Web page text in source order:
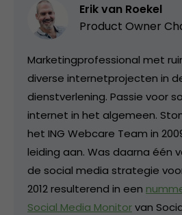
Erik van Roekel
Product Owner
Marketingprofessional met
diverse internetprojecten in
dienstverlening. Passie voor
internet in het algemeen.
het ING Webcare Team in
leiding aan. Was daarna één
de social media strategie
2012 resulterend in een
Social Media Monitorvan